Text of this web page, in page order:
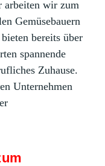
arbeiten wir zum
Gemüsebauern
bereits über
spannende
Zuhause.
Unternehmen